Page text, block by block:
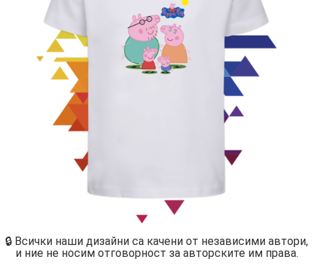
🔒 Всички наши дизайни са качени от независими автори,
и ние не носим отговорност за авторските им права.